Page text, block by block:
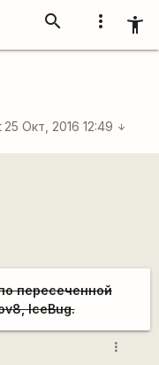
more_vert accessibility_new
search
25 Окт, 2016 12:49 arrow_downward
пересеченной
IceBug.
more_vert